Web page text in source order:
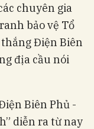
chuyên gia
bảo vệ Tổ
Điện Biên
địa cầu nói
Biên Phủ -
diễn ra từ nay